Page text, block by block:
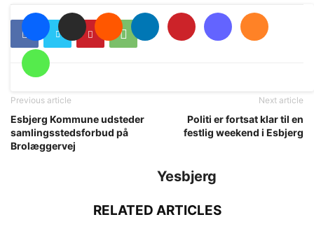
Previous article
Esbjerg Kommune udsteder
samlingsstedsforbud på
Brolæggervej
Next article
Politi er fortsat klar til en
festlig weekend i Esbjerg
Yesbjerg
RELATED ARTICLES